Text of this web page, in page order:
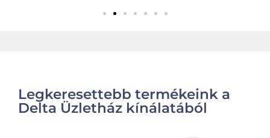
Legkeresettebb termékeink a
Delta Üzletház kínálatából